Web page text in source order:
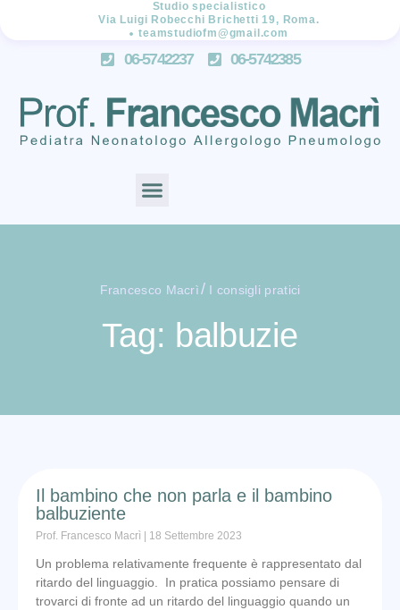
Studio specialistico
Via Luigi Robecchi Brichetti 19, Roma.
teamstudiofm@gmail.com
06-5742237 06-5742385
Francesco Macrì/ I consigli pratici
Tag: balbuzie
Il bambino che non parla e il bambino
balbuziente
Prof. Francesco Macrì 18 Settembre 2023
Un problema relativamente frequente è rappresentato dal
ritardo del linguaggio. In pratica possiamo pensare di
trovarci di fronte ad un ritardo del linguaggio quando un